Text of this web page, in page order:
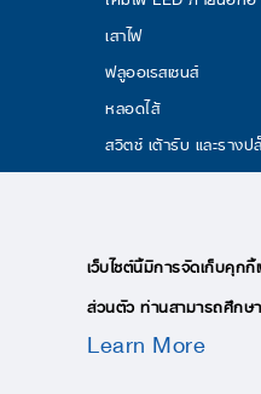
เสาไฟ
ฟลูออเรสเซนส์
หลอดไส้
สวิตช์ เต้ารับ และรางป
โคม
เว็บไซต์นี้มีการจัดเก็บคุก
ส่วนตัว ท่านสามารถศึกษา
Learn More